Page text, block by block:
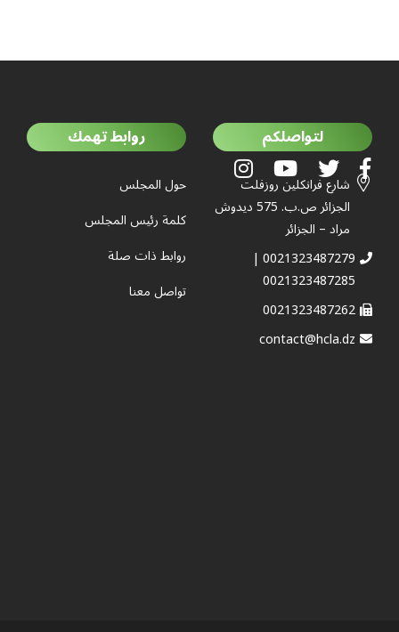
لتواصلكم
شارع فرانكلين روزفلت
الجزائر ص.ب. 575 ديدوش
مراد – الجزائر
0021323487279 |
0021323487285
0021323487262
contact@hcla.dz
روابط تهمك
حول المجلس
كلمة رئيس المجلس
روابط ذات صلة
تواصل معنا